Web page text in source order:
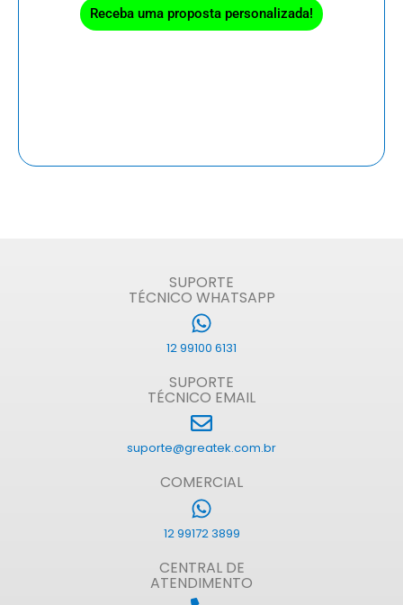
Receba uma proposta personalizada!
SUPORTE
TÉCNICO WHATSAPP
12 99100 6131
SUPORTE
TÉCNICO EMAIL
suporte@greatek.com.br
COMERCIAL
12 99172 3899
CENTRAL DE
ATENDIMENTO